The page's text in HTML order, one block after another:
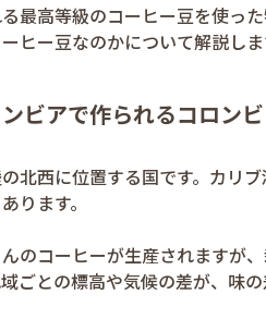
最高等級のコーヒー豆を使っ
ヒー豆なのかについて解説しま
ビアで作られるコロン
北西に位置する国です。カリ
ります。
のコーヒーが生産されますが
ごとの標高や気候の差が、味の